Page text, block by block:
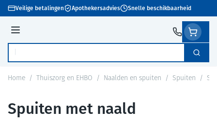
Ga naar de inhoud
Veilige betalingen Apothekersadvies Snelle beschikbaarheid
Menu
Product, merk, categorie... Zoek
Home / Thuiszorg en EHBO / Naalden en spuiten / Spuiten /
Spuiten met naald